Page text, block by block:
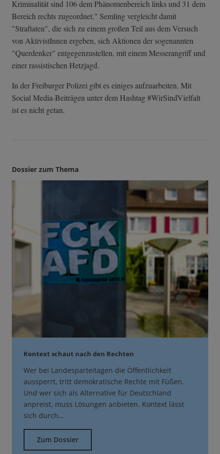
Kriminalität sind 106 dem Phänomenbereich links und 31 dem
Bereich rechts zugeordnet." Semling vergleicht damit
"Straftaten", die sich zu einem großen Teil aus dem Versuch
von AktivistInnen ergeben, sich Aktionen der sogenannten
"Querdenker" entgegenzustellen, mit einem Messerangriff und
einer rassistischen Hetzjagd.
In der Freiburger Polizei gibt es einiges aufzuarbeiten. Mit
Social Media-Beiträgen unter dem Hashtag #WirSindVielfalt
ist es nicht getan.
Dossier zum Thema
Kontext schaut nach den Rechten
Wer bei Landesparteitagen die Öffentlichkeit
aussperrt, tritt demokratische Rechte mit Füßen.
Und wer sich als Alternative für Deutschland
anpreist, muss Lösungen anbieten. Kontext lässt
sich durch…
Zum Dossier